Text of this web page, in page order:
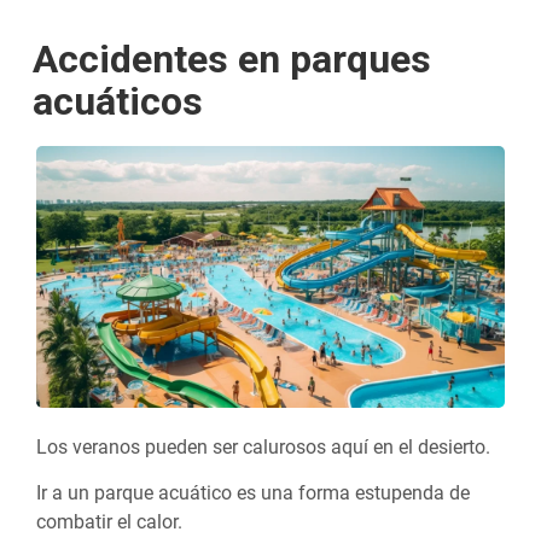
Accidentes en parques
acuáticos
Los veranos pueden ser calurosos aquí en el desierto.
Ir a un parque acuático es una forma estupenda de
combatir el calor.